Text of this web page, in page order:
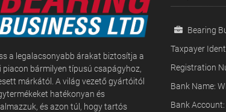
a legalacsonyabb árakat biztosítja a
piacon bármilyen típusú csapágyhoz,
márkától. A világ vezető gyártóitól
hatékonyan és
és azon túl, hogy tartós
Bearing
Taxpayer
Registration
Bank Name:
Bank